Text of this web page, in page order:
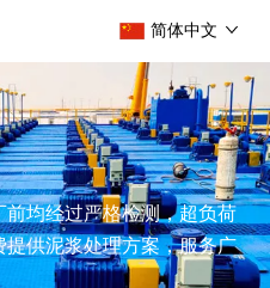
简体中文
均经过严格检测，超负荷
供泥浆处理方案，服务广